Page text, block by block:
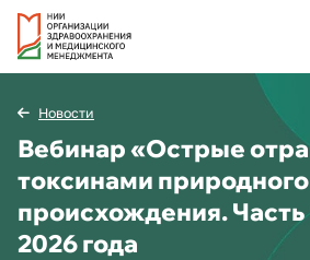
Новости
Вебинар «Острые
токсинами природного
происхождения. Часть
2026 года